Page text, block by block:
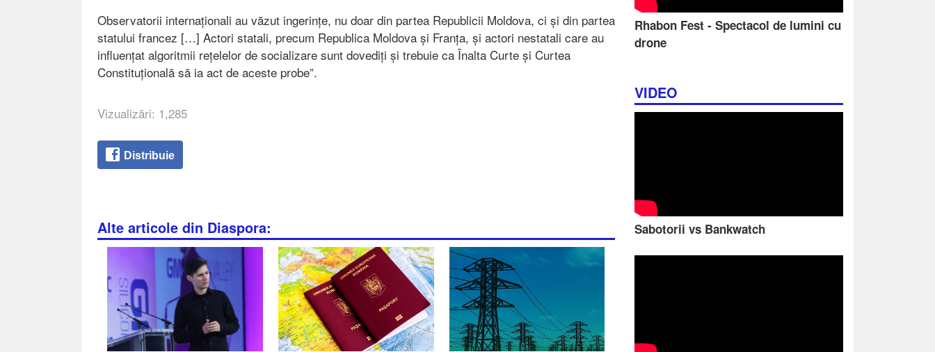
Rhabon Fest - Spectacol de lumini cu
drone
VIDEO
Sabotorii vs Bankwatch
Observatorii internaționali au văzut ingerințe, nu doar din partea Republicii Moldova, ci și din partea
statului francez […] Actori statali, precum Republica Moldova și Franța, și actori nestatali care au
influențat algoritmii rețelelor de socializare sunt dovediți și trebuie ca Înalta Curte și Curtea
Constituțională să ia act de aceste probe”.
Vizualizări: 1,285
Distribuie
Alte articole din Diaspora: